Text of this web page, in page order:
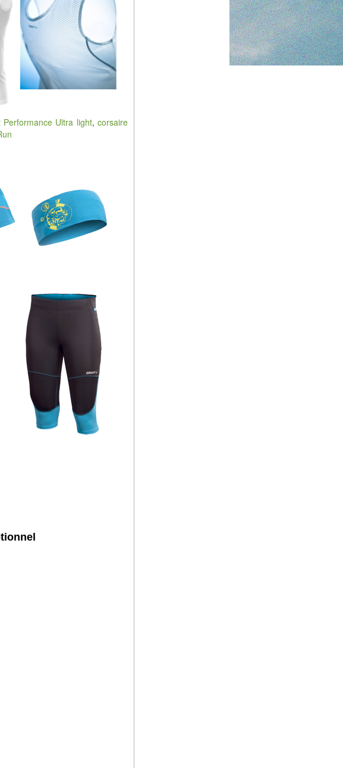
Performance Ultra light,corsaire